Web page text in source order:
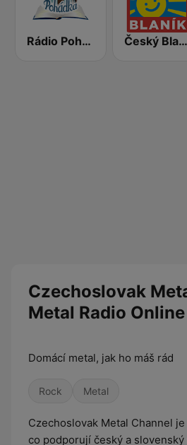
Rádio Pohádka Český Blaník
Czechoslovak
Metal Radio Online
Domácí metal, jak ho máš rád
Rock Metal
Czechoslovak Metal Channel
co podporují český a